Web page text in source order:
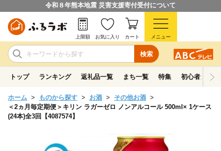
令和８年熊本地震 災害支援寄付受付について
検索
上限額 お気に入り カート メニュー
トップ ランキング 返礼品一覧 まち一覧 特集 初心者ガイド
ホーム ものから探す お酒
その他お酒
＜2ヵ月毎定期便＞キリン ラガーゼロ ノンアルコール 500ml× 1ケース
(24本)全3回【4087574】